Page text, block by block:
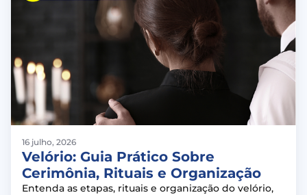
16 julho, 2026
Velório: Guia Prático Sobre
Cerimônia, Rituais e Organização
Entenda as etapas, rituais e organização do velório,